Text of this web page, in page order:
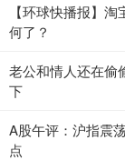
【环球快播报】
何了？
老公和情人还在偷
下
A股午评：沪指震
点